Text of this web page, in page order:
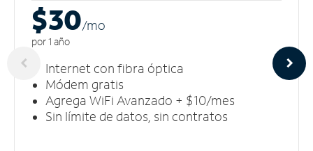
$30/mo
por 1 año
Internet con fibra óptica
Módem gratis
Agrega WiFi Avanzado + $10/mes
Sin límite de datos, sin contratos